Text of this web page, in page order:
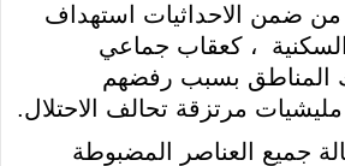
من ضمن الاحداثيات استهداف
السكنية ، كعقاب جماعي
المناطق بسبب رفضهم
مرتزقة تحالف الاحتلال.
جميع العناصر المضبوطة